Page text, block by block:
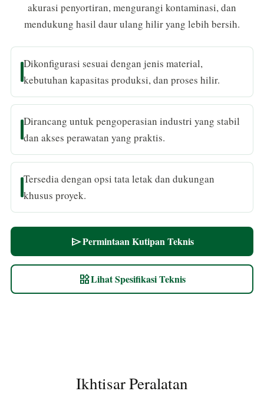
akurasi penyortiran, mengurangi kontaminasi, dan
mendukung hasil daur ulang hilir yang lebih bersih.
Dikonfigurasi sesuai dengan jenis material,
kebutuhan kapasitas produksi, dan proses hilir.
Dirancang untuk pengoperasian industri yang stabil
dan akses perawatan yang praktis.
Tersedia dengan opsi tata letak dan dukungan
khusus proyek.
sendPermintaan Kutipan Teknis
widgetsLihat Spesifikasi Teknis
Ikhtisar Peralatan